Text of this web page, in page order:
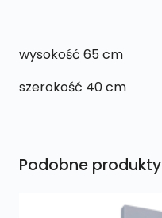
wysokość 65 cm
szerokość 40 cm
Podobne produkty